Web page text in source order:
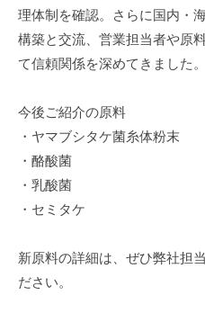
理体制を確認。さらに国内・
構築と交流、営業担当者や原
て信頼関係を深めてきました。
今後ご紹介の原料
・ヤマブシタケ菌糸体粉末
・酪酸菌
・乳酸菌
・セミタケ
新原料の詳細は、ぜひ弊社担
ださい。